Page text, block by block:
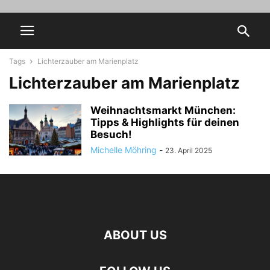
Tags Lichterzauber am Marienplatz
Lichterzauber am Marienplatz
Weihnachtsmarkt München:
Tipps & Highlights für deinen
Besuch!
Michelle Möhring - 23. April 2025
ABOUT US